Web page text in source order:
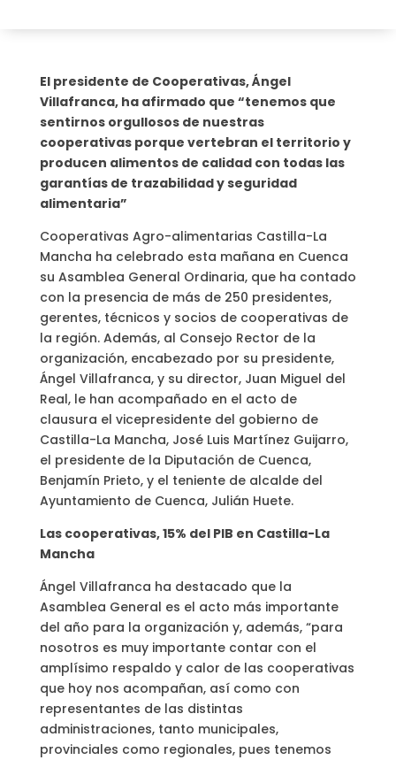
El presidente de Cooperativas, Ángel
Villafranca, ha afirmado que “tenemos que
sentirnos orgullosos de nuestras
cooperativas porque vertebran el territorio y
producen alimentos de calidad con todas las
garantías de trazabilidad y seguridad
alimentaria”
Cooperativas Agro-alimentarias Castilla-La
Mancha ha celebrado esta mañana en Cuenca
su Asamblea General Ordinaria, que ha contado
con la presencia de más de 250 presidentes,
gerentes, técnicos y socios de cooperativas de
la región. Además, al Consejo Rector de la
organización, encabezado por su presidente,
Ángel Villafranca, y su director, Juan Miguel del
Real, le han acompañado en el acto de
clausura el vicepresidente del gobierno de
Castilla-La Mancha, José Luis Martínez Guijarro,
el presidente de la Diputación de Cuenca,
Benjamín Prieto, y el teniente de alcalde del
Ayuntamiento de Cuenca, Julián Huete.
Las cooperativas, 15% del PIB en Castilla-La
Mancha
Ángel Villafranca ha destacado que la
Asamblea General es el acto más importante
del año para la organización y, además, “para
nosotros es muy importante contar con el
amplísimo respaldo y calor de las cooperativas
que hoy nos acompañan, así como con
representantes de las distintas
administraciones, tanto municipales,
provinciales como regionales, pues tenemos